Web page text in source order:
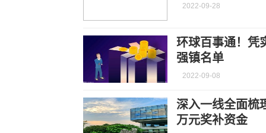
2022-09-28
环球百事通！凭
强镇名单
2022-09-08
深入一线全面梳
万元奖补资金